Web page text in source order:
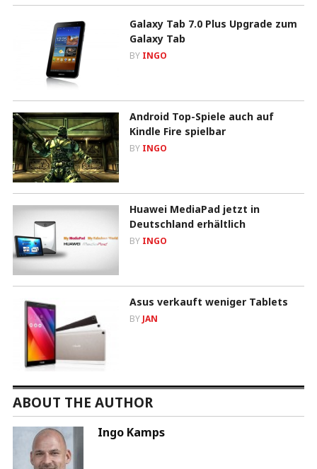
Galaxy Tab 7.0 Plus Upgrade zum
Galaxy Tab
BY INGO
Android Top-Spiele auch auf
Kindle Fire spielbar
BY INGO
Huawei MediaPad jetzt in
Deutschland erhältlich
BY INGO
Asus verkauft weniger Tablets
BY JAN
ABOUT THE AUTHOR
Ingo Kamps